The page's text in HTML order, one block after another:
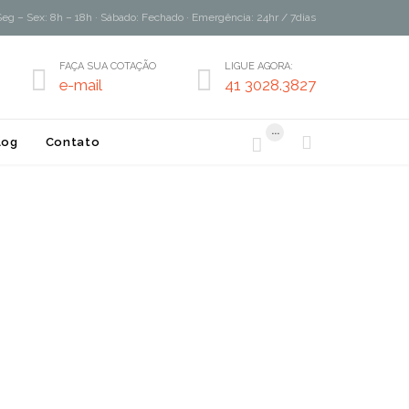
– Sex: 8h – 18h · Sábado: Fechado · Emergência: 24hr / 7dias
 FAÇA SUA COTAÇÃO
e-mail  LIGUE AGORA:
41 3028.3827
Contato 
...
